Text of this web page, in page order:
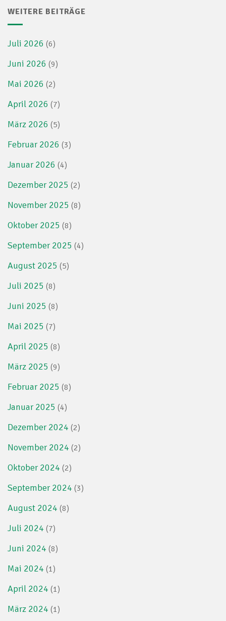
WEITERE BEITRÄGE
Juli 2026 (6)
Juni 2026 (9)
Mai 2026 (2)
April 2026 (7)
März 2026 (5)
Februar 2026 (3)
Januar 2026 (4)
Dezember 2025 (2)
November 2025 (8)
Oktober 2025 (8)
September 2025 (4)
August 2025 (5)
Juli 2025 (8)
Juni 2025 (8)
Mai 2025 (7)
April 2025 (8)
März 2025 (9)
Februar 2025 (8)
Januar 2025 (4)
Dezember 2024 (2)
November 2024 (2)
Oktober 2024 (2)
September 2024 (3)
August 2024 (8)
Juli 2024 (7)
Juni 2024 (8)
Mai 2024 (1)
April 2024 (1)
März 2024 (1)